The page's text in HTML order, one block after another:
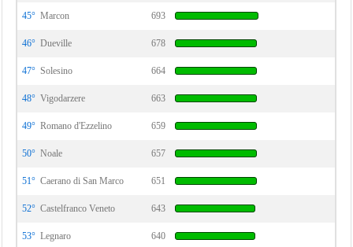
45° Marcon 693
46° Dueville 678
47° Solesino 664
48° Vigodarzere 663
49° Romano d'Ezzelino 659
50° Noale 657
51° Caerano di San Marco 651
52° Castelfranco Veneto 643
53° Legnaro 640